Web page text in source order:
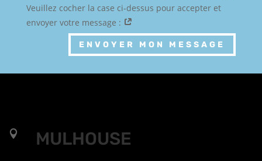
Veuillez cocher la case ci-dessus pour accepter et
envoyer votre message :
ENVOYER MON MESSAGE
 MULHOUSE